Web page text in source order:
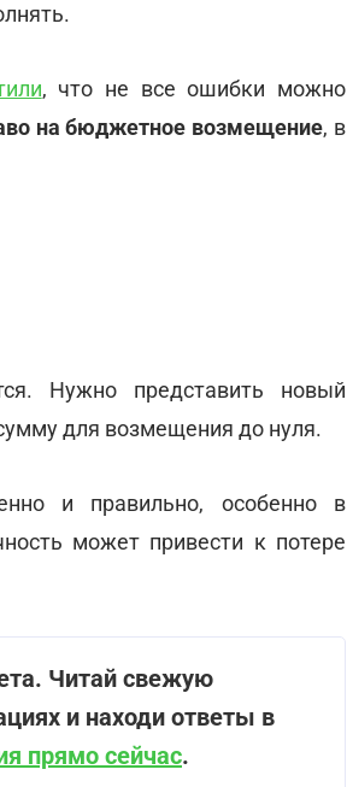
, что не все ошибки можно
на бюджетное возмещение, в
Нужно представить новый
для возмещения до нуля.
и правильно, особенно в
может привести к потере
Читай свежую
и находи ответы в
прямо сейчас.